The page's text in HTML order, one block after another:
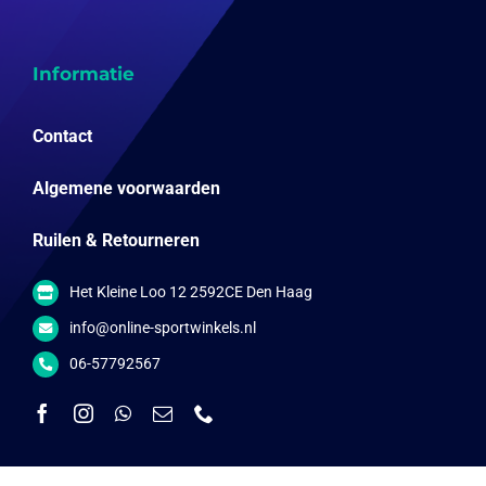
Informatie
Contact
Algemene voorwaarden
Ruilen & Retourneren
Het Kleine Loo 12 2592CE Den Haag
info@online-sportwinkels.nl
06-57792567